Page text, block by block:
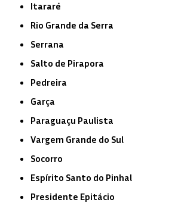
Itararé
Rio Grande da Serra
Serrana
Salto de Pirapora
Pedreira
Garça
Paraguaçu Paulista
Vargem Grande do Sul
Socorro
Espírito Santo do Pinhal
Presidente Epitácio